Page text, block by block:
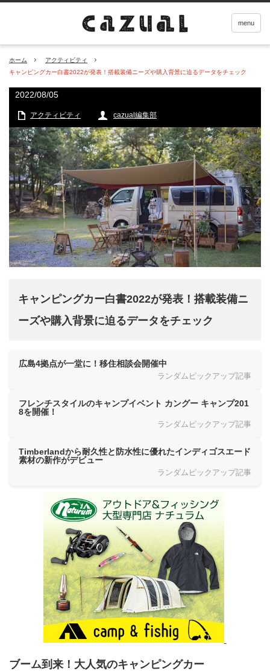
menu
ホーム
アクティビティ
キャンピングカー白書2022が発表！搭載装備ニーズや購入背景に迫るデータをチェック
2022/08/05
アクティビティ cazual編集部
キャンピングカー白書2022が発表！搭載装備ニ
ーズや購入背景に迫るデータをチェック
広島4拠点が一堂に！移住相談会開催中
ランダムピックアップ記事
フレンチスタイルのキャンプイベント カングー キャンプ201
8を開催！
ランダムピックアップ記事
Timberlandから耐久性と防水性に優れたインディゴスエード
素材の新作がデビュー
ランダムピックアップ記事
ブーム到来！大人気のキャンピングカー